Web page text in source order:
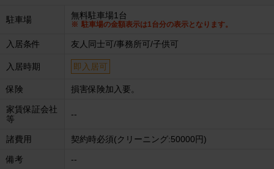
駐車場 無料駐車場1台
駐車場の金額表示は1台分の表示となります。
入居条件 友人同士可/事務所可/子供可
入居時期 即入居可
保険 損害保険加入要。
家賃保証会社
等
--
諸費用 契約時必須(クリーニング:50000円)
備考 --